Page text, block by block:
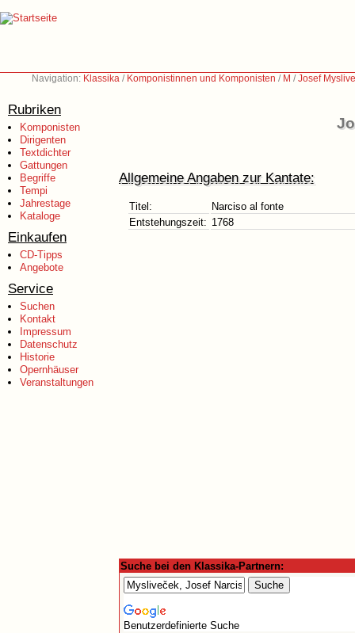
Navigation: Klassika / Komponistinnen und Komponisten / M /Josef
Rubriken
Komponisten
Dirigenten
Textdichter
Gattungen
Begriffe
Tempi
Jahrestage
Kataloge
Einkaufen
CD-Tipps
Angebote
Service
Suchen
Kontakt
Impressum
Datenschutz
Historie
Opernhäuser
Veranstaltungen
Allgemeine Angaben zur Kantate:
Titel:
Narciso al fonte
Entstehungszeit: 1768
Suche bei den Klassika-Partnern:
Benutzerdefinierte Suche